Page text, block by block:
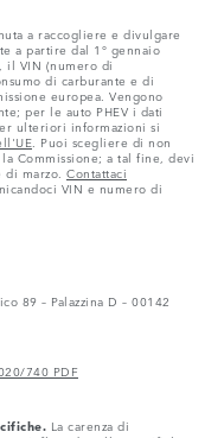
a raccogliere e divulgare
a partire dal 1° gennaio
il VIN (numero di
di carburante e di
europea. Vengono
per le auto PHEV i dati
ulteriori informazioni si
. Puoi scegliere di non
Commissione; a tal fine, devi
marzo. Contattaci
VIN e numero di
89 – Palazzina D – 00142
740 PDF
La carenza di